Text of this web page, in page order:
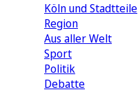
Köln und Stadtteile
Region
Aus aller Welt
Sport
Politik
Debatte